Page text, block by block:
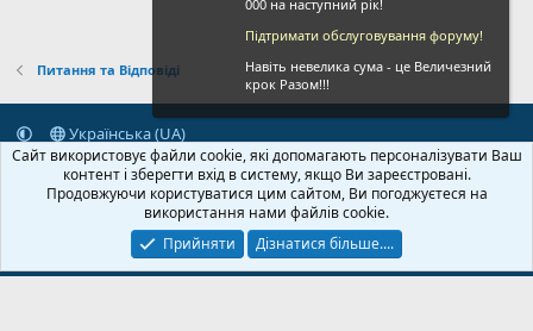
Питання та Відповіді
Українська (UA)
Зворотній зв'язок
Умови і правила
Політика конфіденційності
Дoпoмoга
Головна
R
S
S
© 2020-2026 FPVUA.ORG Розроблено:Magshifter
000 на наступний рік!
Підтримати обслуговування форуму!
Навіть невелика сума - це Величезний
крок Разом!!!
Сайт використовує файли cookie, які допомагають персоналізувати Ваш
контент і зберегти вхід в систему, якщо Ви зареєстровані.
Продовжуючи користуватися цим сайтом, Ви погоджуєтеся на
використання нами файлів cookie.
Прийняти
Дізнатися більше....